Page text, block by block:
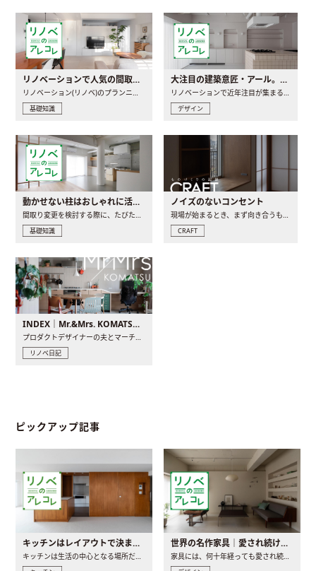
リノベーションで人気の間取りとは？トレンドの間取りと実例を徹底解説
リノベーション(リノベ)のプランニングで一番最初に決めるのは..
基礎知識
大注目の建築意匠・アール。人気の理由と空間に取り入れるポイント
リノベーションで近年注目が集まる建築意匠の一つであるアール..
デザイン
動かせない柱はおしゃれに活用！柱を魅せるリノベーション(リノベ)4選
間取り変更を検討する際に、たびたび皆さんの頭を悩ませる動か..
基礎知識
ノイズのないコンセント
現場が始まるとき、まず向き合うものの一つがコンセントです..
CRAFT
INDEX｜Mr.&Mrs. KOMATSU renovation diary
プロダクトデザイナーの夫とマーチャンダイザーの妻が、夫婦で..
リノベ日記
ピックアップ記事
キッチンはレイアウトで決まる。後悔しないための考え方と選び方
キッチンは生活の中心となる場所だからこそ、家の中のどこに置..
世界の名作家具｜愛され続ける理由と一生モノとの出会い方
家具には、何十年経っても愛され続ける「名作」と呼ばれるもの..